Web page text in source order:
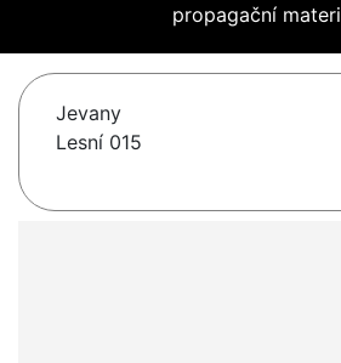
propagační
Jevany
Lesní 015